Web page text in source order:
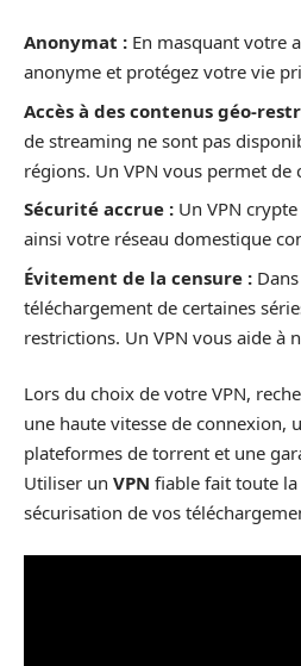
Anonymat : En masquant votre
anonyme et protégez votre vie
Accès à des contenus géo-
de streaming ne sont pas
régions. Un VPN vous permet
Sécurité accrue : Un VPN
ainsi votre réseau domestique
Évitement de la censure :
téléchargement de certaines
restrictions. Un VPN vous aide à
Lors du choix de votre VPN,
une haute vitesse de connexion,
plateformes de torrent et une
Utiliser un VPN fiable fait toute
sécurisation de vos